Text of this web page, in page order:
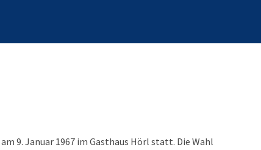
9. Januar 1967 im Gasthaus Hörl statt. Die Wahl